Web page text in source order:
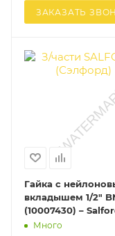
ЗАКАЗАТЬ
Гайка с
вкладышем 1/2"
(10007430) –
(арт. BN08L
Много